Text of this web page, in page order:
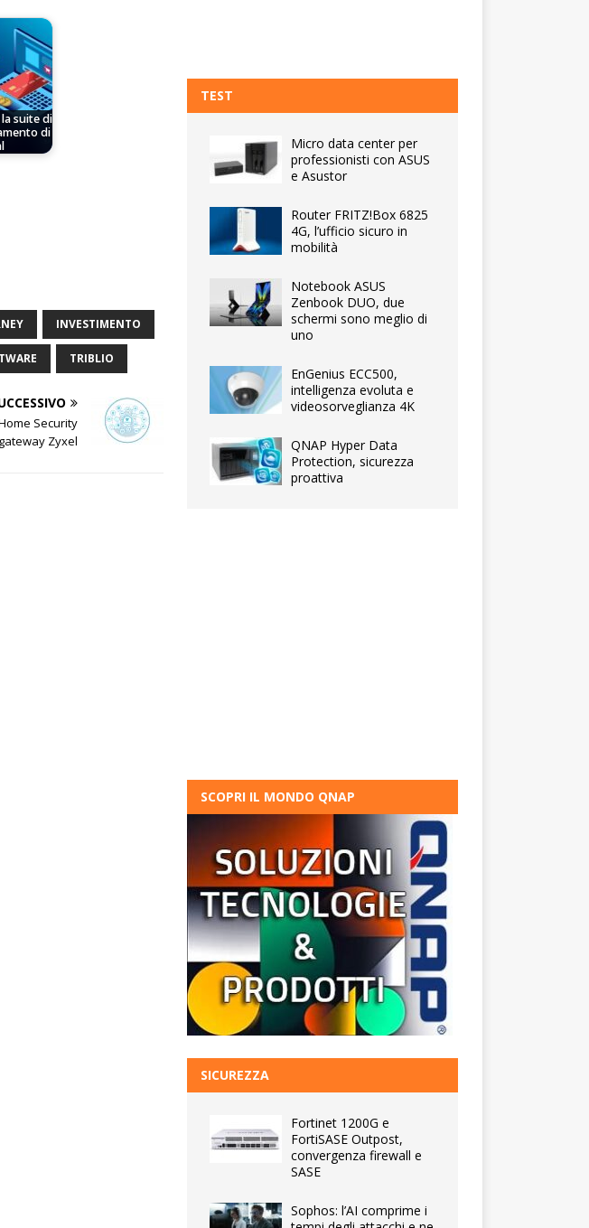
suite di
di
INVESTIMENTO
TRIBLIO
Security
Zyxel
TEST
Micro data center per
professionisti con ASUS
e Asustor
Router FRITZ!Box 6825
4G, l’ufficio sicuro in
mobilità
Notebook ASUS
Zenbook DUO, due
schermi sono meglio di
uno
EnGenius ECC500,
intelligenza evoluta e
videosorveglianza 4K
QNAP Hyper Data
Protection, sicurezza
proattiva
SCOPRI IL MONDO QNAP
SICUREZZA
Fortinet 1200G e
FortiSASE Outpost,
convergenza firewall e
SASE
Sophos: l’AI comprime i